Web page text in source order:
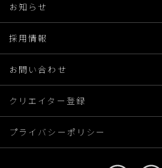
お知らせ
採用情報
お問い合わせ
クリエイター登録
プライバシーポリシー